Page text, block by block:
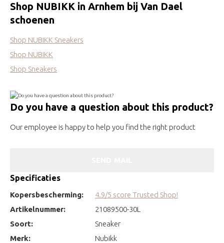
Shop NUBIKK in Arnhem bij Van Dael
schoenen
Shop NUBIKK Sneakers
Shop NUBIKK
Shop Sneakers
Do you have a question about this product?
Our employee is happy to help you find the right product
Specificaties
Kopersbescherming:
4.9/5 score Trusted Shop!
Artikelnummer:
21089500-30L
Soort:
Sneaker
Merk:
Nubikk